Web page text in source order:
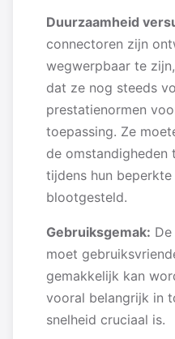
Duurzaamheid
connectoren zijn
wegwerpbaar te
dat ze nog steeds
prestatienormen
toepassing. Ze
de omstandigheden
tijdens hun
blootgesteld.
Gebruiksgemak:
moet
gemakkelijk kan
vooral belangrijk in
snelheid cruciaal is.